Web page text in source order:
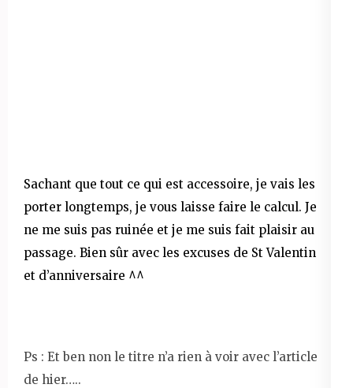
Sachant que tout ce qui est accessoire, je vais les
porter longtemps, je vous laisse faire le calcul. Je
ne me suis pas ruinée et je me suis fait plaisir au
passage. Bien sûr avec les excuses de St Valentin
et d’anniversaire ^^
Ps : Et ben non le titre n’a rien à voir avec l’article
de hier…..